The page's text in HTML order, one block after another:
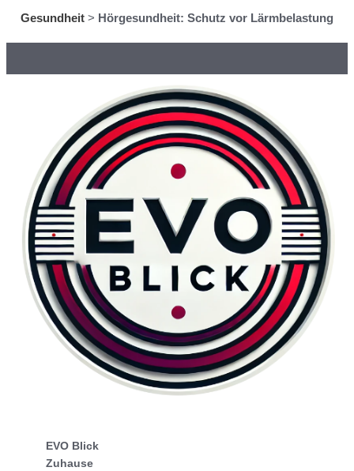
Gesundheit > Hörgesundheit: Schutz vor Lärmbelastung
EVO Blick
Zuhause